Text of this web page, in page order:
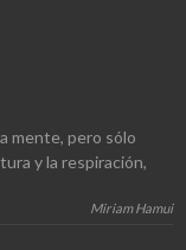
mente, pero sólo
y la respiración,
Miriam Hamui